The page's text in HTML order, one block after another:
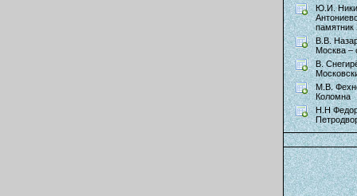
Ю.И.
памятник
В.В.
Москва –
В.
М.В.
Коломна
Н.Н